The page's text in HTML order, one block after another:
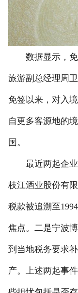
数据显示，免
旅游副总经理周
免签以来，对入
自更多客源地的
国。
最近两起企业
枝江酒业股份有
税款被追溯至
焦点。二是宁波
到当地税务要求
产。上述两起事